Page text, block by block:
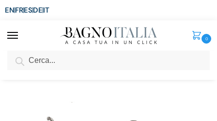
ENFRESDEIT
0
SCONTO del 3%